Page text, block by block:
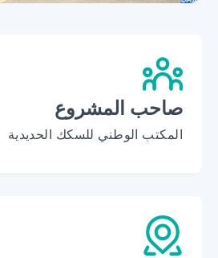
صاحب المشروع
المكتب الوطني للسكك الحديدية